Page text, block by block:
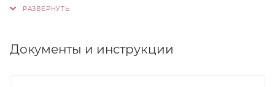
используются только высококачественные
9001:2015. Это обеспечивает надежность и
Документы и инструкции